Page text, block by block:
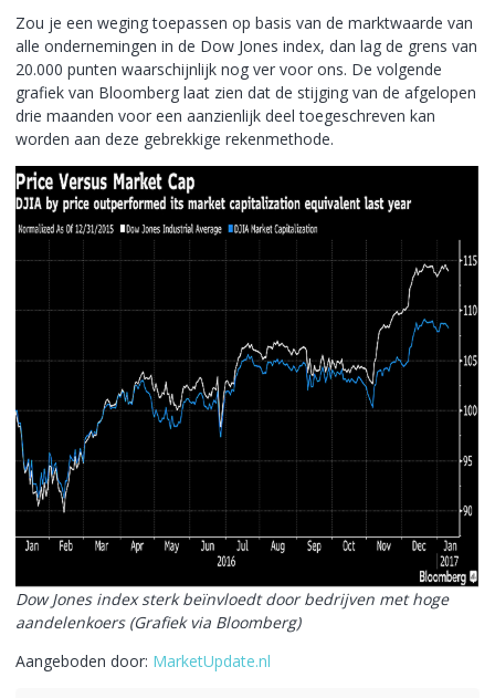
Zou je een weging toepassen op basis van de marktwaarde van
alle ondernemingen in de Dow Jones index, dan lag de grens van
20.000 punten waarschijnlijk nog ver voor ons. De volgende
grafiek van Bloomberg laat zien dat de stijging van de afgelopen
drie maanden voor een aanzienlijk deel toegeschreven kan
worden aan deze gebrekkige rekenmethode.
Dow Jones index sterk beïnvloedt door bedrijven met hoge
aandelenkoers (Grafiek via Bloomberg)
Aangeboden door: MarketUpdate.nl